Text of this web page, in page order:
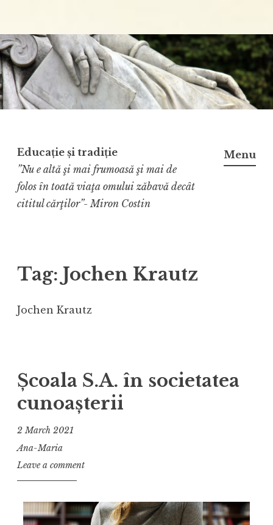
Educație și tradiție
”Nu e altă şi mai frumoasă şi mai de
folos în toată viaţa omului zăbavă decât
cititul cărţilor”- Miron Costin
Menu
Tag: Jochen Krautz
Jochen Krautz
Școala S.A. în societatea
cunoașterii
2 March 2021
Ana-Maria
Leave a comment